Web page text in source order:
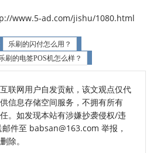
www.5-ad.com/jishu/1080.html
乐刷的闪付怎么用？
刷的电签POS机怎么样？
联网用户自发贡献，该文观点仅代
信息存储空间服务，不拥有所有
。如发现本站有涉嫌抄袭侵权/违
件至 babsan@163.com 举报，
除。